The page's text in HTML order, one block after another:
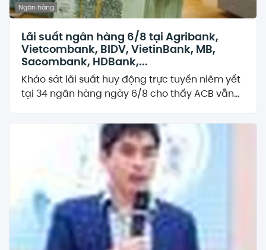
Ngân hàng
Lãi suất ngân hàng 6/8 tại Agribank,
Vietcombank, BIDV, VietinBank, MB,
Sacombank, HDBank,...
Khảo sát lãi suất huy động trực tuyến niêm yết
tại 34 ngân hàng ngày 6/8 cho thấy ACB vẫn...